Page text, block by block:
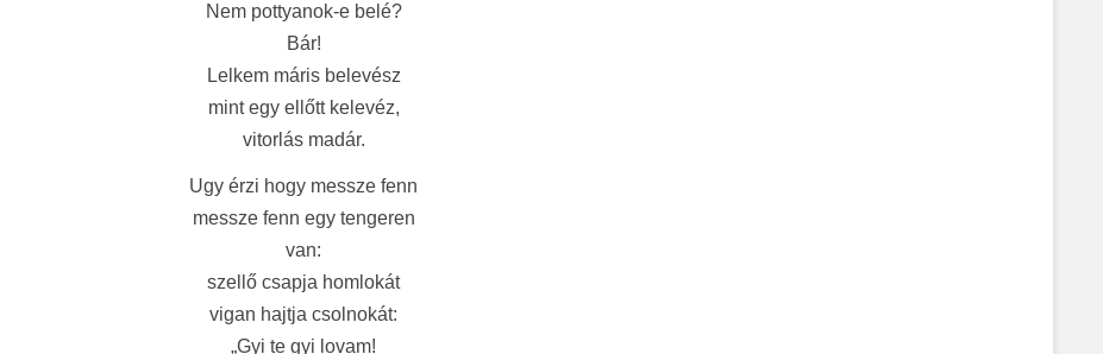
Nem pottyanok-e belé?
Bár!
Lelkem máris belevész
mint egy ellőtt kelevéz,
vitorlás madár.
Ugy érzi hogy messze fenn
messze fenn egy tengeren
van:
szellő csapja homlokát
vigan hajtja csolnokát:
„Gyi te gyi lovam!